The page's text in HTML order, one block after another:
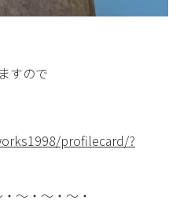
すので
profilecard/?
〜・〜・〜・